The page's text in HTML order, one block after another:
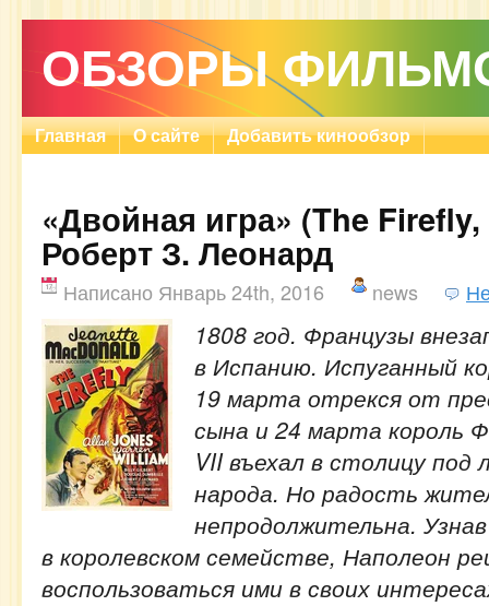
ОБЗОРЫ
Главная О сайте Добавить кинообзор
«Двойная игра» (The
Роберт З. Леонард
Написано Январь 24th, 2016 news
1808 год. Французы
в Испанию. Испуганный
19 марта отрекся от
сына и 24 марта король
VII въехал в столицу под
народа. Но радость
непродолжительна.
в королевском семействе, Наполеон
воспользоваться ими в своих